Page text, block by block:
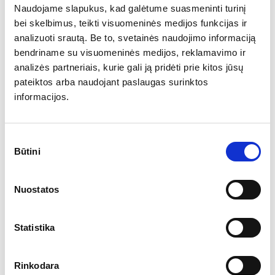
Naudojame slapukus, kad galėtume suasmeninti turinį
bei skelbimus, teikti visuomeninės medijos funkcijas ir
analizuoti srautą. Be to, svetainės naudojimo informaciją
bendriname su visuomeninės medijos, reklamavimo ir
analizės partneriais, kurie gali ją pridėti prie kitos jūsų
pateiktos arba naudojant paslaugas surinktos
informacijos.
pasirinkimas
Būtini
Nuostatos
Statistika
Rinkodara
Niujorkas
Šiaurės Karolina
Pensilvanija
Teksasas
Vašingtonas